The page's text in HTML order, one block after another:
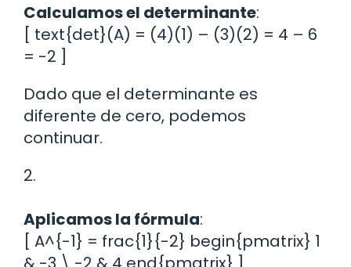
Calculamos el determinante:
[ text{det}(A) = (4)(1) – (3)(2) = 4 – 6
= -2 ]
Dado que el determinante es
diferente de cero, podemos
continuar.
2.
Aplicamos la fórmula:
[ A^{-1} = frac{1}{-2} begin{pmatrix} 1